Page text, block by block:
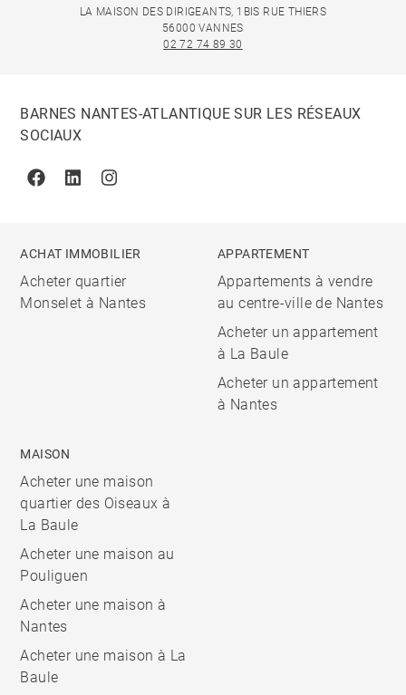
LA MAISON DES DIRIGEANTS, 1BIS RUE THIERS
56000 VANNES
02 72 74 89 30
BARNES NANTES-ATLANTIQUE SUR LES RÉSEAUX
SOCIAUX
FacebookLinkedinInstagram
ACHAT IMMOBILIER
Acheter quartier
Monselet à Nantes
APPARTEMENT
Appartements à vendre
au centre-ville de Nantes
Acheter un appartement
à La Baule
Acheter un appartement
à Nantes
MAISON
Acheter une maison
quartier des Oiseaux à
La Baule
Acheter une maison au
Pouliguen
Acheter une maison à
Nantes
Acheter une maison à La
Baule